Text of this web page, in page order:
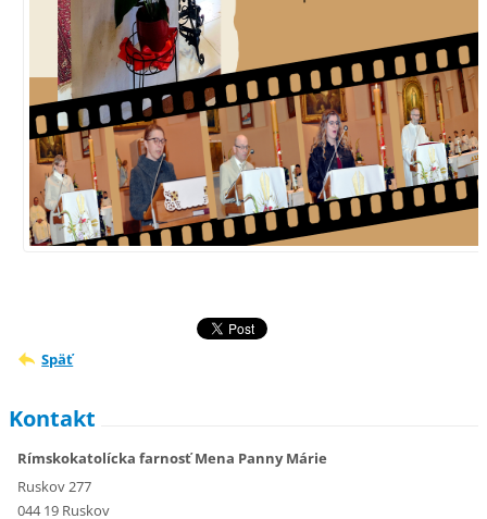
Späť
Kontakt
Rímskokatolícka farnosť Mena Panny Márie
Ruskov 277
044 19 Ruskov